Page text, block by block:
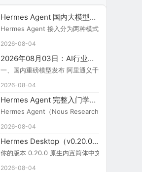
Hermes Agent 国内大模型接入指南
Hermes Agent 接入分为两种模式：原生内置
2026-08-04
2026年08月03日：AI行业新闻简报
一、国内重磅模型发布 阿里通义千问
2026-08-04
Hermes Agent 完整入门学习路线图
Hermes Agent（Nous Research）：开源自进
2026-08-04
Hermes Desktop（v0.20.0）切换简体中文步骤
你的版本 0.20.0 原生内置简体中文，无需额外
2026-08-04